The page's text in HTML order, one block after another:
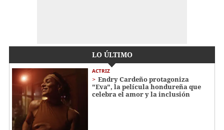
LO ÚLTIMO
ACTRIZ
Endry Cardeño protagoniza
"Eva", la película hondureña que
celebra el amor y la inclusión